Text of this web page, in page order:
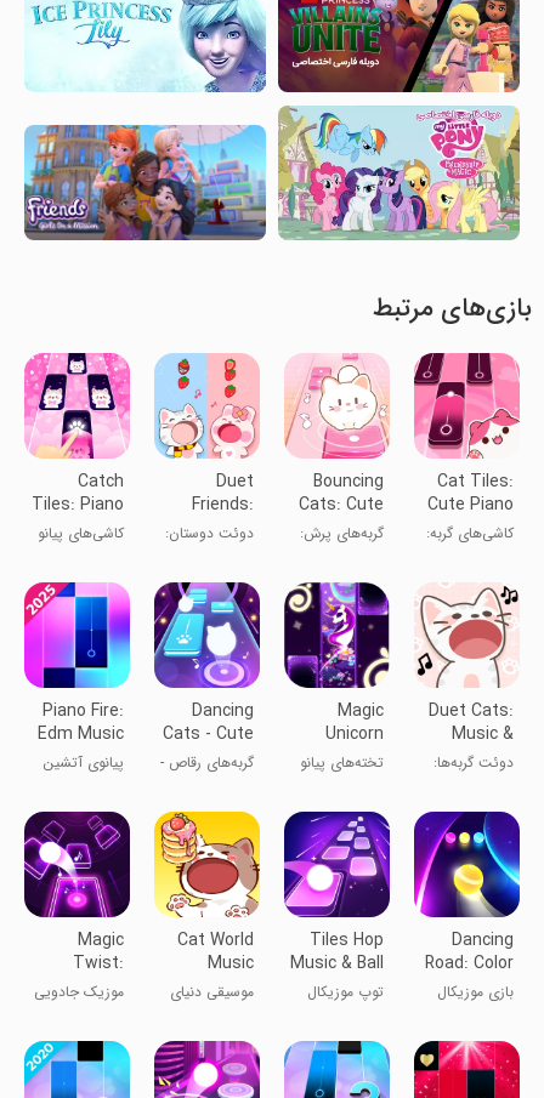
بازی‌های مرتبط
Cat Tiles:
Cute Piano
Game
کاشی‌های گربه:
بانمک
Bouncing
Cats: Cute
Cat Music
گربه‌های پرش:
گربه‌های ناز
Duet
Friends:
Cute Music
Games
دوئت دوستان:
موسیقی زیبا
Catch
Tiles: Piano
Game
کاشی‌های پیانو
Duet Cats:
Music &
Meow
Game
دوئت گربه‌ها:
خوشگل
Magic
Unicorn
Piano Tiles
تخته‌های پیانو
جادویی
Dancing
Cats - Cute
Music
Game
گربه‌های رقاص -
اشاره‌دار
Piano Fire:
Edm Music
& Piano
پیانوی آتشین
Dancing
Road: Color
Ball Run!
بازی موزیکال
حرکت توپ
رنگی
Tiles Hop
Music & Ball
Game
توپ موزیکال
Cat World
Music
موسیقی دنیای
Magic
Twist:
Twister
Music Ball
موزیک جادویی